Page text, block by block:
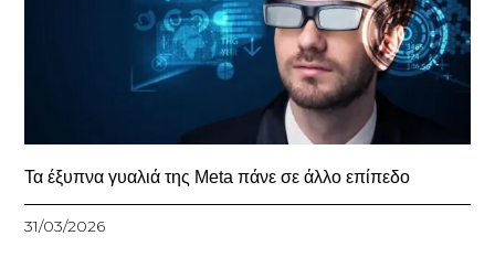
Τα έξυπνα γυαλιά της Meta πάνε σε άλλο επίπεδο
31/03/2026